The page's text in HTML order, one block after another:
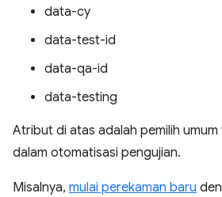
data-cy
data-test-id
data-qa-id
data-testing
Atribut di atas adalah pemilih
dalam otomatisasi pengujian.
Misalnya, mulai perekaman baru